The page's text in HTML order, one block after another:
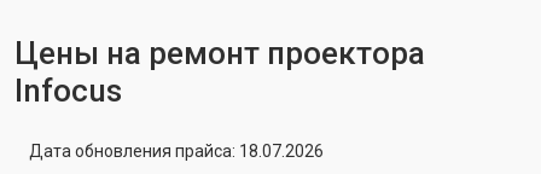
Цены на ремонт проектора
Infocus
Дата обновления прайса: 18.07.2026